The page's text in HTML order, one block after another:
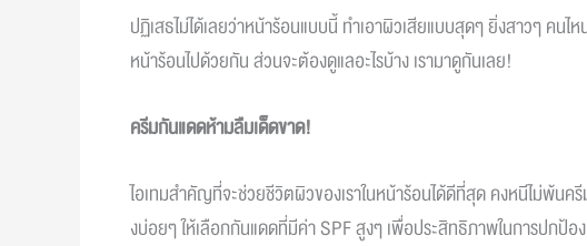
ปฏิเสธไม่ได้เลยว่าหน้าร้อนแบบนี้ ทำเอาผิวเสียแบบสุดๆ ยิ่งสาวๆ คน
หน้าร้อนไปด้วยกัน ส่วนจะต้องดูแลอะไรบ้าง เรามาดูกันเลย!
ครีมกันแดดห้ามลืมเด็ดขาด!
ไอเทมสำคัญที่จะช่วยชีวิตผิวของเราในหน้าร้อนได้ดีที่สุด คงหนีไม่พ้น
งบ่อยๆ ให้เลือกกันแดดที่มีค่า SPF สูงๆ เพื่อประสิทธิภาพในการปกป้อ